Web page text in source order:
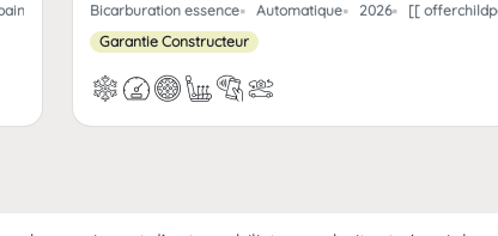
| FormatNumber ]] kms
Bicarburation essence Automatique 2026
[[
Garantie Constructeur